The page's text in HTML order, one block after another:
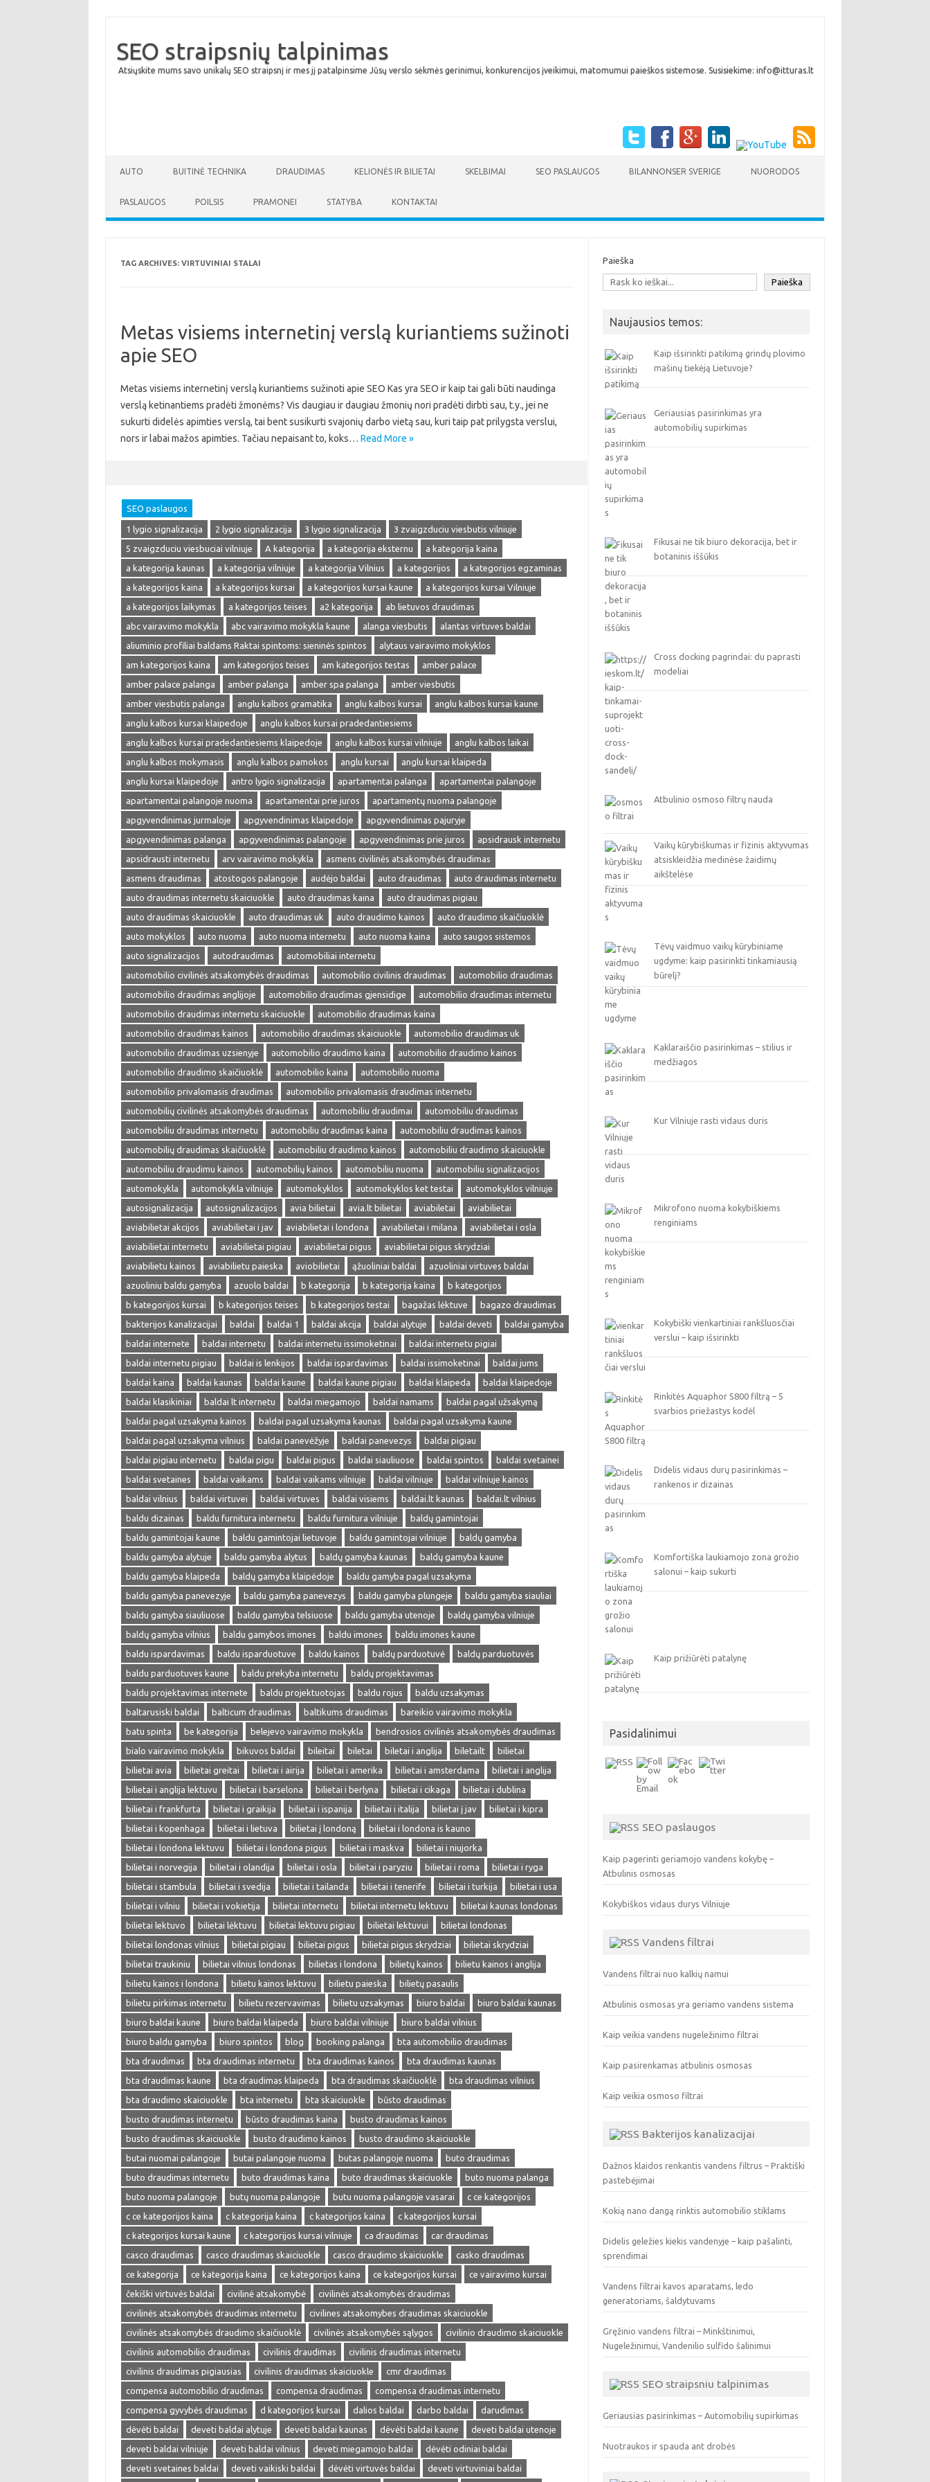
SEO straipsnių talpinimas
Atsiųskite mums savo unikalų SEO straipsnį ir mes jį patalpinsime Jūsų verslo sėkmės gerinimui, konkurencijos įveikimui, matomumui paieškos sistemose. Susisiekime: info@itturas.lt
AUTO BUITINĖ TECHNIKA DRAUDIMAS KELIONĖS IR BILIETAI SKELBIMAI SEO PASLAUGOS BILANNONSER SVERIGE NUORODOS
PASLAUGOS POILSIS PRAMONEI STATYBA KONTAKTAI
TAG ARCHIVES: VIRTUVINIAI STALAI
Metas visiems internetinį verslą kuriantiems sužinoti
apie SEO
Metas visiems internetinį verslą kuriantiems sužinoti apie SEO Kas yra SEO ir kaip tai gali būti naudinga
verslą ketinantiems pradėti žmonėms? Vis daugiau ir daugiau žmonių nori pradėti dirbti sau, t.y., jei ne
sukurti didelės apimties verslą, tai bent susikurti svajonių darbo vietą sau, kuri taip pat prilygsta verslui,
nors ir labai mažos apimties. Tačiau nepaisant to, koks… Read More »
SEO paslaugos
1 lygio signalizacija 2 lygio signalizacija 3 lygio signalizacija
3 zvaigzduciu viesbutis vilniuje
5 zvaigzduciu viesbuciai vilniuje
A kategorija a kategorija eksternu
a kategorija kaina
a kategorija kaunas
a kategorija vilniuje a kategorija Vilnius a kategorijos
a kategorijos egzaminas
a kategorijos kaina
a kategorijos kursai a kategorijos kursai kaune
a kategorijos kursai Vilniuje
a kategorijos laikymas
a kategorijos teises a2 kategorija
ab lietuvos draudimas
abc vairavimo mokykla
abc vairavimo mokykla kaune alanga viesbutis
alantas virtuves baldai
aliuminio profiliai baldams Raktai spintoms: sieninės spintos
alytaus vairavimo mokyklos
am kategorijos kaina
am kategorijos teises am kategorijos testas
amber palace
amber palace palanga
amber palanga amber spa palanga
amber viesbutis
amber viesbutis palanga
anglu kalbos gramatika anglu kalbos kursai
anglu kalbos kursai kaune
anglu kalbos kursai klaipedoje
anglu kalbos kursai pradedantiesiems
anglu kalbos kursai pradedantiesiems klaipedoje
anglu kalbos kursai vilniuje
anglu kalbos laikai
anglu kalbos mokymasis
anglu kalbos pamokos anglu kursai
anglu kursai klaipeda
anglu kursai klaipedoje
antro lygio signalizacija apartamentai palanga
apartamentai palangoje
apartamentai palangoje nuoma
apartamentai prie juros
apartamentų nuoma palangoje
apgyvendinimas jurmaloje
apgyvendinimas klaipedoje
apgyvendinimas pajuryje
apgyvendinimas palanga
apgyvendinimas palangoje apgyvendinimas prie juros
apsidrausk internetu
apsidrausti internetu
arv vairavimo mokykla
asmens civilinės atsakomybės draudimas
asmens draudimas
atostogos palangoje audėjo baldai auto draudimas
auto draudimas internetu
auto draudimas internetu skaiciuokle
auto draudimas kaina
auto draudimas pigiau
auto draudimas skaiciuokle
auto draudimas uk auto draudimo kainos
auto draudimo skaičiuoklė
auto mokyklos
auto nuoma auto nuoma internetu auto nuoma kaina
auto saugos sistemos
auto signalizacijos
autodraudimas
automobiliai internetu
automobilio civilinės atsakomybės draudimas
automobilio civilinis draudimas
automobilio draudimas
automobilio draudimas anglijoje
automobilio draudimas gjensidige
automobilio draudimas internetu
automobilio draudimas internetu skaiciuokle
automobilio draudimas kaina
automobilio draudimas kainos
automobilio draudimas skaiciuokle
automobilio draudimas uk
automobilio draudimas uzsienyje
automobilio draudimo kaina
automobilio draudimo kainos
automobilio draudimo skaičiuoklė
automobilio kaina
automobilio nuoma
automobilio privalomasis draudimas
automobilio privalomasis draudimas internetu
automobilių civilinės atsakomybės draudimas
automobiliu draudimai
automobiliu draudimas
automobiliu draudimas internetu
automobiliu draudimas kaina
automobiliu draudimas kainos
automobilių draudimas skaičiuoklė
automobiliu draudimo kainos
automobiliu draudimo skaiciuokle
automobiliu draudimu kainos
automobilių kainos automobiliu nuoma
automobiliu signalizacijos
automokykla
automokykla vilniuje automokyklos automokyklos ket testai
automokyklos vilniuje
autosignalizacija
autosignalizacijos avia bilietai avia.lt bilietai aviabiletai
aviabilietai
aviabilietai akcijos
aviabilietai i jav aviabilietai i londona aviabilietai i milana
aviabilietai i osla
aviabilietai internetu
aviabilietai pigiau aviabilietai pigus
aviabilietai pigus skrydziai
aviabilietu kainos
aviabilietu paieska aviobilietai ąžuoliniai baldai
azuoliniai virtuves baldai
azuoliniu baldu gamyba
azuolo baldai b kategorija b kategorija kaina
b kategorijos
b kategorijos kursai
b kategorijos teises b kategorijos testai bagažas lėktuve
bagazo draudimas
bakterijos kanalizacijai
baldai baldai 1 baldai akcija baldai alytuje baldai deveti
baldai gamyba
baldai internete
baldai internetu baldai internetu issimoketinai
baldai internetu pigiai
baldai internetu pigiau
baldai is lenkijos baldai ispardavimas baldai issimoketinai
baldai jums
baldai kaina
baldai kaunas baldai kaune baldai kaune pigiau baldai klaipeda
baldai klaipedoje
baldai klasikiniai
baldai lt internetu baldai miegamojo baldai namams
baldai pagal užsakymą
baldai pagal uzsakyma kainos
baldai pagal uzsakyma kaunas
baldai pagal uzsakyma kaune
baldai pagal uzsakyma vilnius
baldai panevėžyje baldai panevezys
baldai pigiau
baldai pigiau internetu
baldai pigu baldai pigus baldai siauliuose baldai spintos
baldai svetainei
baldai svetaines
baldai vaikams baldai vaikams vilniuje baldai vilniuje
baldai vilniuje kainos
baldai vilnius
baldai virtuvei baldai virtuves baldai visiems baldai.lt kaunas
baldai.lt vilnius
baldu dizainas
baldu furnitura internetu baldu furnitura vilniuje
baldų gamintojai
baldu gamintojai kaune
baldu gamintojai lietuvoje baldu gamintojai vilniuje
baldų gamyba
baldu gamyba alytuje
baldu gamyba alytus baldų gamyba kaunas
baldų gamyba kaune
baldu gamyba klaipeda
baldų gamyba klaipėdoje
baldu gamyba pagal uzsakyma
baldu gamyba panevezyje
baldu gamyba panevezys baldu gamyba plungeje
baldu gamyba siauliai
baldu gamyba siauliuose
baldu gamyba telsiuose baldu gamyba utenoje
baldų gamyba vilniuje
baldų gamyba vilnius
baldu gamybos imones baldu imones
baldu imones kaune
baldu ispardavimas
baldu isparduotuve baldu kainos baldų parduotuvė
baldų parduotuvės
baldu parduotuves kaune
baldu prekyba internetu
baldų projektavimas
baldu projektavimas internete
baldu projektuotojas baldu rojus
baldu uzsakymas
baltarusiski baldai
balticum draudimas baltikums draudimas
bareikio vairavimo mokykla
batu spinta
be kategorija belejevo vairavimo mokykla
bendrosios civilinės atsakomybės draudimas
bialo vairavimo mokykla
bikuvos baldai bileitai biletai biletai i anglija biletailt
bilietai
bilietai avia
bilietai greitai bilietai i airija bilietai i amerika bilietai i amsterdama
bilietai i anglija
bilietai i anglija lektuvu
bilietai i barselona bilietai i berlyna bilietai i cikaga
bilietai i dublina
bilietai i frankfurta
bilietai i graikija bilietai i ispanija bilietai i italija bilietai į jav
bilietai i kipra
bilietai i kopenhaga
bilietai i lietuva bilietai į londoną
bilietai i londona is kauno
bilietai i londona lektuvu
bilietai i londona pigus bilietai i maskva
bilietai i niujorka
bilietai i norvegija
bilietai i olandija bilietai i osla bilietai i paryziu bilietai i roma
bilietai i ryga
bilietai i stambula
bilietai i svedija bilietai i tailanda bilietai i tenerife bilietai i turkija
bilietai i usa
bilietai i vilniu
bilietai i vokietija bilietai internetu bilietai internetu lektuvu
bilietai kaunas londonas
bilietai lektuvo
bilietai lėktuvu bilietai lektuvu pigiau bilietai lektuvui
bilietai londonas
bilietai londonas vilnius
bilietai pigiau bilietai pigus bilietai pigus skrydziai
bilietai skrydziai
bilietai traukiniu
bilietai vilnius londonas bilietas i londona bilietų kainos
bilietu kainos i anglija
bilietu kainos i londona
bilietu kainos lektuvu bilietu paieska
bilietų pasaulis
bilietu pirkimas internetu
bilietu rezervavimas bilietu uzsakymas biuro baldai
biuro baldai kaunas
biuro baldai kaune
biuro baldai klaipeda biuro baldai vilniuje
biuro baldai vilnius
biuro baldu gamyba
biuro spintos blog booking palanga
bta automobilio draudimas
bta draudimas
bta draudimas internetu bta draudimas kainos
bta draudimas kaunas
bta draudimas kaune
bta draudimas klaipeda bta draudimas skaičiuoklė
bta draudimas vilnius
bta draudimo skaiciuokle
bta internetu bta skaiciuokle
būsto draudimas
busto draudimas internetu
būsto draudimas kaina
busto draudimas kainos
busto draudimas skaiciuokle
busto draudimo kainos
busto draudimo skaiciuokle
butai nuomai palangoje
butai palangoje nuoma butas palangoje nuoma
buto draudimas
buto draudimas internetu
buto draudimas kaina buto draudimas skaiciuokle
buto nuoma palanga
buto nuoma palangoje
butų nuoma palangoje butu nuoma palangoje vasarai
c ce kategorijos
c ce kategorijos kaina
c kategorija kaina c kategorijos kaina
c kategorijos kursai
c kategorijos kursai kaune
c kategorijos kursai vilniuje ca draudimas
car draudimas
casco draudimas
casco draudimas skaiciuokle casco draudimo skaiciuokle
casko draudimas
ce kategorija
ce kategorija kaina ce kategorijos kaina ce kategorijos kursai
ce vairavimo kursai
čekiški virtuvės baldai
civilinė atsakomybė
civilinės atsakomybės draudimas
civilinės atsakomybės draudimas internetu
civilines atsakomybes draudimas skaiciuokle
civilinės atsakomybės draudimo skaičiuoklė
civilinės atsakomybės sąlygos
civilinio draudimo skaiciuokle
civilinis automobilio draudimas
civilinis draudimas
civilinis draudimas internetu
civilinis draudimas pigiausias
civilinis draudimas skaiciuokle
cmr draudimas
compensa automobilio draudimas
compensa draudimas
compensa draudimas internetu
compensa gyvybės draudimas
d kategorijos kursai dalios baldai darbo baldai
darudimas
dėvėti baldai
deveti baldai alytuje deveti baldai kaunas dėvėti baldai kaune
deveti baldai utenoje
deveti baldai vilniuje
deveti baldai vilnius deveti miegamojo baldai
dėvėti odiniai baldai
deveti svetaines baldai
deveti vaikiski baldai dėvėti virtuvės baldai deveti virtuviniai baldai
Paieška
Paieška
Naujausios temos:
Kaip išsirinkti patikimą grindų plovimo
mašinų tiekėją Lietuvoje?
Geriausias pasirinkimas yra
automobilių supirkimas
Fikusai ne tik biuro dekoracija, bet ir
botaninis iššūkis
Cross docking pagrindai: du paprasti
modeliai
Atbulinio osmoso filtrų nauda
Vaikų kūrybiškumas ir fizinis aktyvumas
atsiskleidžia medinėse žaidimų
aikštelėse
Tėvų vaidmuo vaikų kūrybiniame
ugdyme: kaip pasirinkti tinkamiausią
būrelį?
Kaklaraiščio pasirinkimas – stilius ir
medžiagos
Kur Vilniuje rasti vidaus duris
Mikrofono nuoma kokybiškiems
renginiams
Kokybiški vienkartiniai rankšluosčiai
verslui – kaip išsirinkti
Rinkitės Aquaphor S800 filtrą – 5
svarbios priežastys kodėl
Didelis vidaus durų pasirinkimas –
rankenos ir dizainas
Komfortiška laukiamojo zona grožio
salonui – kaip sukurti
Kaip prižiūrėti patalynę
Pasidalinimui
SEO paslaugos
Kaip pagerinti geriamojo vandens kokybę –
Atbulinis osmosas
Kokybiškos vidaus durys Vilniuje
Vandens filtrai
Vandens filtrai nuo kalkių namui
Atbulinis osmosas yra geriamo vandens sistema
Kaip veikia vandens nugeležinimo filtrai
Kaip pasirenkamas atbulinis osmosas
Kaip veikia osmoso filtrai
Bakterijos kanalizacijai
Dažnos klaidos renkantis vandens filtrus – Praktiški
pastebėjimai
Kokią nano dangą rinktis automobilio stiklams
Didelis geležies kiekis vandenyje – kaip pašalinti,
sprendimai
Vandens filtrai kavos aparatams, ledo
generatoriams, šaldytuvams
Gręžinio vandens filtrai – Minkštinimui,
Nugeležinimui, Vandenilio sulfido šalinimui
SEO straipsniu talpinimas
Geriausias pasirinkimas – Automobilių supirkimas
Nuotraukos ir spauda ant drobės